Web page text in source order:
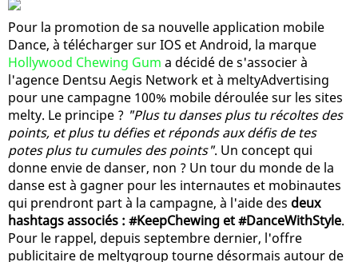
Pour la promotion de sa nouvelle application mobile
Dance, à télécharger sur IOS et Android, la marque
Hollywood Chewing Gum a décidé de s'associer à
l'agence Dentsu Aegis Network et à meltyAdvertising
pour une campagne 100% mobile déroulée sur les sites
melty. Le principe ? "Plus tu danses plus tu récoltes des
points, et plus tu défies et réponds aux défis de tes
potes plus tu cumules des points". Un concept qui
donne envie de danser, non ? Un tour du monde de la
danse est à gagner pour les internautes et mobinautes
qui prendront part à la campagne, à l'aide des deux
hashtags associés : #KeepChewing et #DanceWithStyle.
Pour le rappel, depuis septembre dernier, l'offre
publicitaire de meltygroup tourne désormais autour de